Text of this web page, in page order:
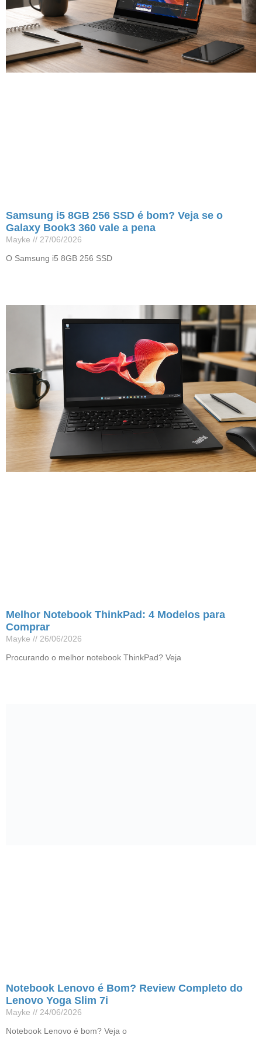
Samsung i5 8GB 256 SSD é bom? Veja se o
Galaxy Book3 360 vale a pena
Mayke
27/06/2026
O Samsung i5 8GB 256 SSD
Melhor Notebook ThinkPad: 4 Modelos para
Comprar
Mayke
26/06/2026
Procurando o melhor notebook ThinkPad? Veja
Notebook Lenovo é Bom? Review Completo do
Lenovo Yoga Slim 7i
Mayke
24/06/2026
Notebook Lenovo é bom? Veja o